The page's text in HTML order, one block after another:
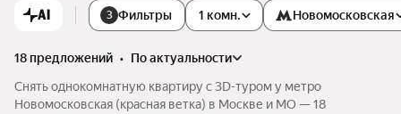
AI 3 Фильтры 1 комн. Новомосковская
18 предложений •
по актуальности
Снять однокомнатную квартиру c 3D-туром у метро
Новомосковская (красная ветка) в Москве и МО — 18